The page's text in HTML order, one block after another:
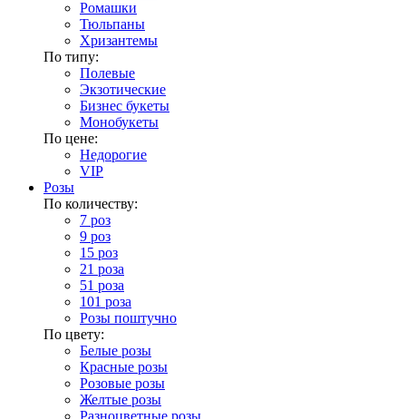
Ромашки
Тюльпаны
Хризантемы
По типу:
Полевые
Экзотические
Бизнес букеты
Монобукеты
По цене:
Недорогие
VIP
Розы
По количеству:
7 роз
9 роз
15 роз
21 роза
51 роза
101 роза
Розы поштучно
По цвету:
Белые розы
Красные розы
Розовые розы
Желтые розы
Разноцветные розы